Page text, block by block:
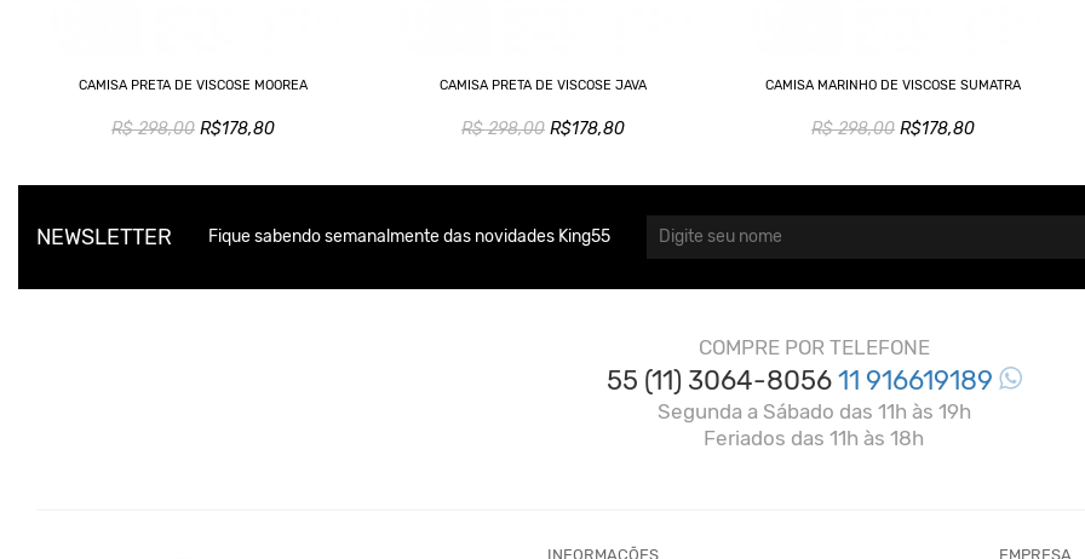
CAMISA PRETA DE VISCOSE MOOREA
R$ 298,00 R$178,80
CAMISA PRETA DE VISCOSE JAVA
R$ 298,00 R$178,80
CAMISA MARINHO DE VISCOSE SUMATRA
R$ 298,00 R$178,80
NEWSLETTER Fique sabendo semanalmente das novidades King55
COMPRE POR TELEFONE
55 (11) 3064-805611 916619189
Segunda a Sábado das 11h às 19h
Feriados das 11h às 18h
INFORMAÇÕES EMPRESA